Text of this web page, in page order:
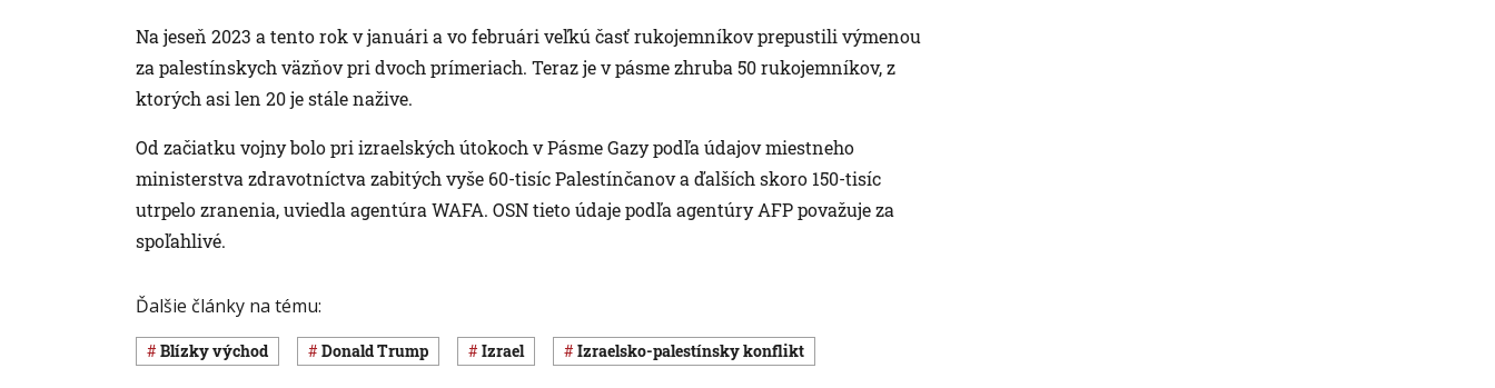
Na jeseň 2023 a tento rok v januári a vo februári veľkú časť rukojemníkov prepustili výmenou
za palestínskych väzňov pri dvoch prímeriach. Teraz je v pásme zhruba 50 rukojemníkov, z
ktorých asi len 20 je stále nažive.
Od začiatku vojny bolo pri izraelských útokoch v Pásme Gazy podľa údajov miestneho
ministerstva zdravotníctva zabitých vyše 60-tisíc Palestínčanov a ďalších skoro 150-tisíc
utrpelo zranenia, uviedla agentúra WAFA. OSN tieto údaje podľa agentúry AFP považuje za
spoľahlivé.
Ďalšie články na tému:
Blízky východ Donald Trump Izrael izraelsko-palestínsky konflikt